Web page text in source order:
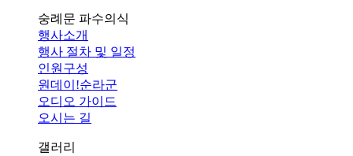
숭례문 파수의식
행사소개
행사 절차 및 일정
인원구성
원데이!순라군
오디오 가이드
오시는 길
갤러리